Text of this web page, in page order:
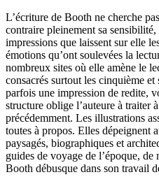
L’écriture de Booth ne cherche
contraire pleinement sa
impressions que laissent sur elle
émotions qu’ont soulevées la
nombreux sites où elle amène le
consacrés surtout les cinquième
parfois une impression de redite,
structure oblige l’auteure à traiter
précédemment. Les illustrations
toutes à propos. Elles dépeignent
paysagés, biographiques et
guides de voyage de l’époque, de
Booth débusque dans son travail